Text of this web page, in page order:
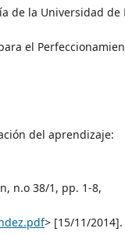
de la Universidad de
el
del aprendizaje:
n.o 38/1, pp. 1-8,
> [15/11/2014].